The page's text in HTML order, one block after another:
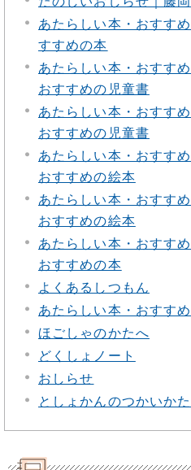
あたらしい本・おすす
すすめの本
あたらしい本・おすす
おすすめの児童書
あたらしい本・おすす
おすすめの児童書
あたらしい本・おすす
おすすめの絵本
あたらしい本・おすす
おすすめの絵本
あたらしい本・おすす
おすすめの本
よくあるしつもん
あたらしい本・おすす
ほごしゃのかたへ
どくしょノート
おしらせ
としょかんのつかいかた